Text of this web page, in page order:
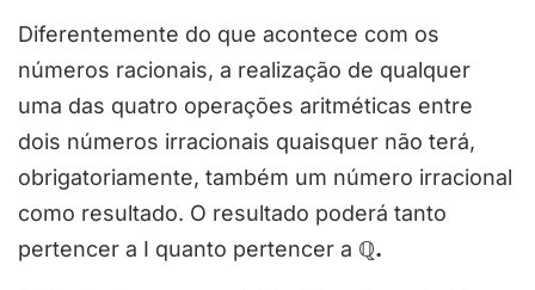
Diferentemente do que acontece com os
números racionais, a realização de qualquer
uma das quatro operações aritméticas entre
dois números irracionais quaisquer não terá,
obrigatoriamente, também um número irracional
como resultado. O resultado poderá tanto
pertencer a I quanto pertencer a ℚ.